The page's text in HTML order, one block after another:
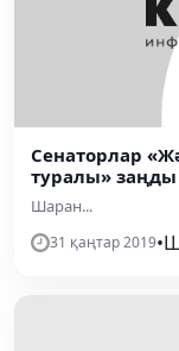
Сенаторлар
туралы» заңды
Шаран...
31 қаңтар 2019•